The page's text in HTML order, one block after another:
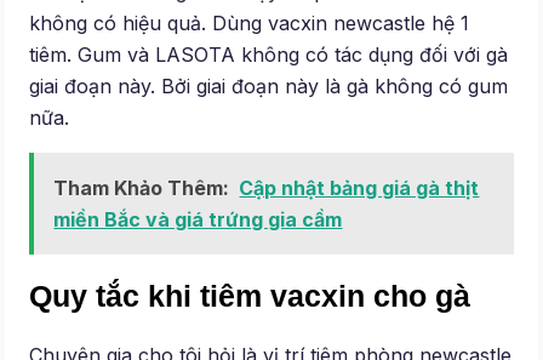
không có hiệu quả. Dùng vacxin newcastle hệ 1
tiêm. Gum và LASOTA không có tác dụng đối với gà
giai đoạn này. Bởi giai đoạn này là gà không có gum
nữa.
Tham Khảo Thêm: Cập nhật bảng giá gà thịt
miền Bắc và giá trứng gia cầm
Quy tắc khi tiêm vacxin cho gà
Chuyên gia cho tôi hỏi là vị trí tiêm phòng newcastle